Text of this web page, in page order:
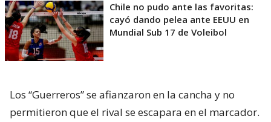
Chile no pudo ante las favoritas:
cayó dando pelea ante EEUU en
Mundial Sub 17 de Voleibol
Los “Guerreros” se afianzaron en la cancha y no
permitieron que el rival se escapara en el marcador.